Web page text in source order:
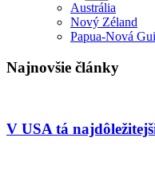
Austrália
Nový Zéland
Papua-Nová
Najnovšie články
V USA tá